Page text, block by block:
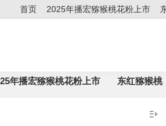
首页 2025年播宏猕猴桃花粉上市
年播宏猕猴桃花粉上市 东红猕猴桃